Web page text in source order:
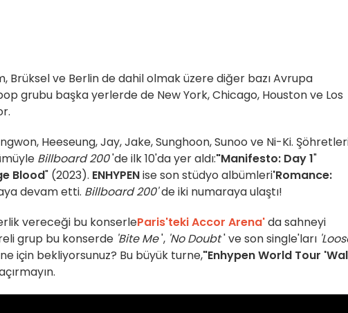
Brüksel ve Berlin de dahil olmak üzere diğer bazı Avrupa
grubu başka yerlerde de New York, Chicago, Houston ve Los
Heeseung, Jay, Jake, Sunghoon, Sunoo ve Ni-Ki.
Billboard 200'de ilk 10'da yer aldı:"Manifesto: Day 1"
Blood" (2023). ENHYPENise son stüdyo albümleri'Romance:
devam etti. Billboard 200'de iki numaraya ulaştı!
vereceği bu konserleParis'teki Accor Arena'da sahneyi
grup bu konserde 'Bite Me', 'No Doubt' ve son single'ları
için bekliyorsunuz? Bu büyük turne,"Enhypen World Tour